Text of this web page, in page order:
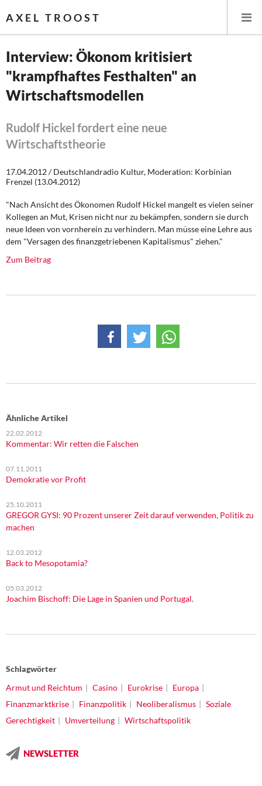
AXEL TROOST
Startseite
Leitlinien linker Wirtschafts- und Finanzpolitik
Steuer- und Finanzpolitik
Öffentliche Infrastruktur und Daseinsvorsorge
Eurokrise und Griechenland
Weitere Themen
Institut Solidarische Moderne
Rosa-Luxemburg-Stiftung
Kontakt
Interview: Ökonom kritisiert
"krampfhaftes Festhalten" an
Wirtschaftsmodellen
Rudolf Hickel fordert eine neue
Wirtschaftstheorie
17.04.2012 / Deutschlandradio Kultur, Moderation: Korbinian
Frenzel (13.04.2012)
"Nach Ansicht des Ökonomen Rudolf Hickel mangelt es vielen seiner
Kollegen an Mut, Krisen nicht nur zu bekämpfen, sondern sie durch
neue Ideen von vornherein zu verhindern. Man müsse eine Lehre aus
dem "Versagen des finanzgetriebenen Kapitalismus" ziehen."
Zum Beitrag
Ähnliche Artikel
22.02.2012
Kommentar: Wir retten die Falschen
07.11.2011
Demokratie vor Profit
25.10.2011
GREGOR GYSI: 90 Prozent unserer Zeit darauf verwenden, Politik zu
machen
12.03.2012
Back to Mesopotamia?
05.03.2012
Joachim Bischoff: Die Lage in Spanien und Portugal.
Schlagwörter
Armut und Reichtum
Casino Eurokrise
Europa
Finanzmarktkrise
Finanzpolitik Neoliberalismus
Soziale
Gerechtigkeit
Umverteilung Wirtschaftspolitik
NEWSLETTER